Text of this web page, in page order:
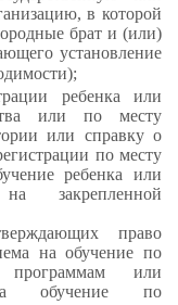
в которой
брат и (или)
установление
ребенка или
или по месту
или справку о
по месту
ребенка или
закрепленной
право
на обучение по
программам или
обучение по